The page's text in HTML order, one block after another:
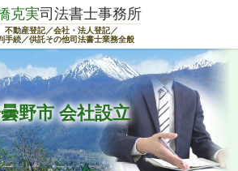
野市 会社設立
克実司法書士事務所
不動産登記／会社・法人登記／
手続／供託その他司法書士業務全般